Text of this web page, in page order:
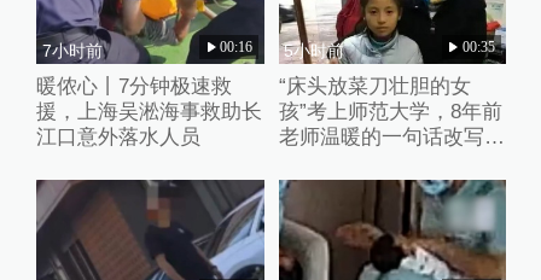
7小时前 00:16
暖侬心丨7分钟极速救
援，上海吴淞海事救助长
江口意外落水人员
5小时前 00:35
“床头放菜刀壮胆的女
孩”考上师范大学，8年前
老师温暖的一句话改写了